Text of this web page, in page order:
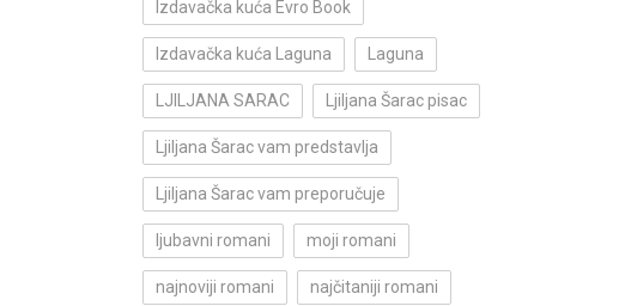
Izdavačka kuća Evro Book
Izdavačka kuća Laguna Laguna
LJILJANA SARAC Ljiljana Šarac pisac
Ljiljana Šarac vam predstavlja
Ljiljana Šarac vam preporučuje
ljubavni romani moji romani
najnoviji romani najčitaniji romani